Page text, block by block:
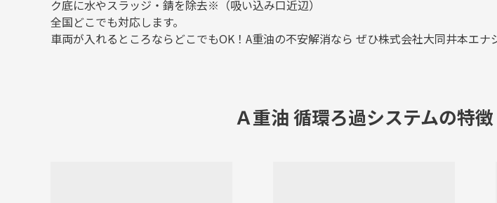
ク底に水やスラッジ・錆を除去※（吸い込み口近辺）
全国どこでも対応します。
車両が入れるところならどこでもOK！A重油の不安解消なら ぜひ株式会社大同井本エナ
Ａ重油 循環ろ過システムの特徴